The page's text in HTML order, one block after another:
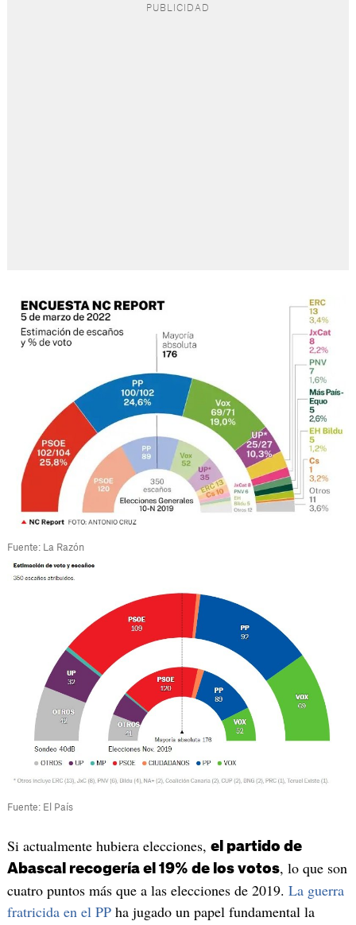
Fuente: La Razón
Fuente: El País
Si actualmente hubiera elecciones, el partido de
Abascal recogería el 19% de los votos, lo que son
cuatro puntos más que a las elecciones de 2019. La guerra
fratricida en el PPha jugado un papel fundamental la